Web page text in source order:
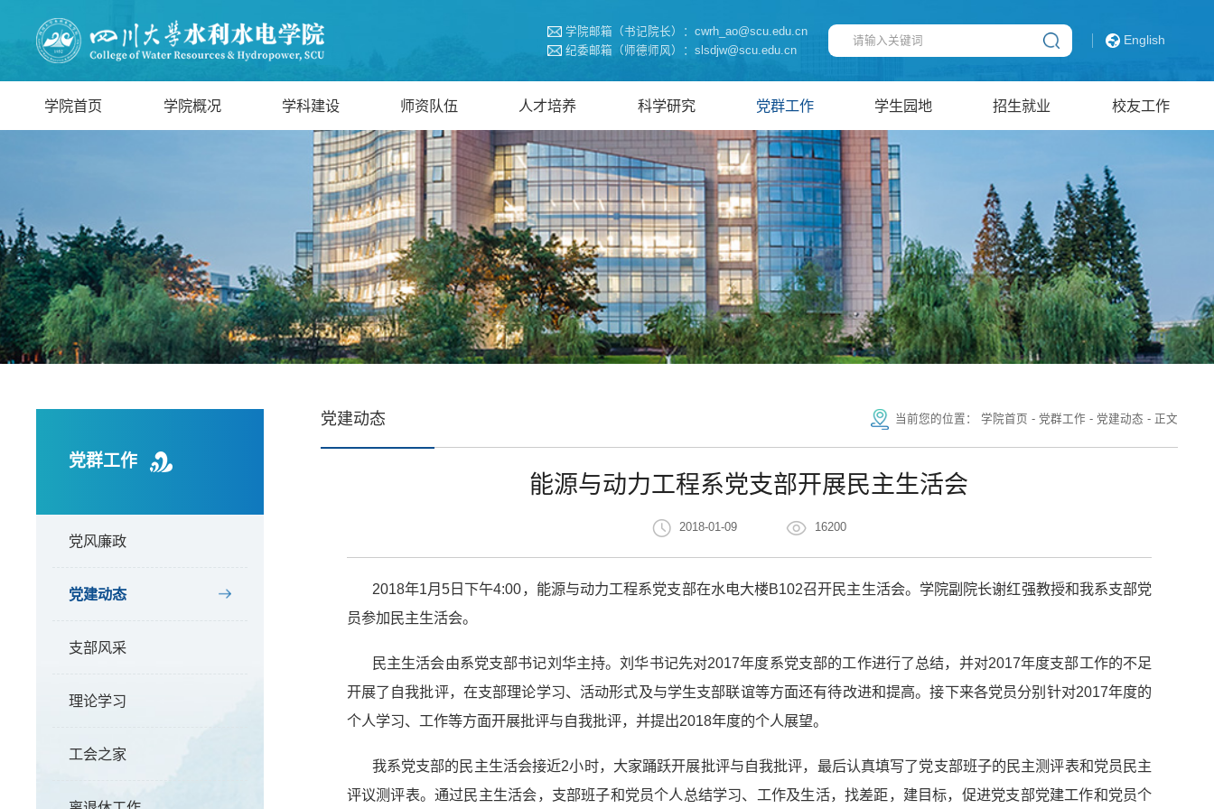
学院邮箱（书记院长）：cwrh_ao@scu.edu.cn
纪委邮箱（师德师风）：slsdjw@scu.edu.cn
English
学院首页 学院概况 学科建设 师资队伍 人才培养 科学研究 党群工作 学生园地 招生就业 校友工作
党群工作
党风廉政
党建动态
支部风采
理论学习
工会之家
党建动态 当前您的位置： 学院首页 - 党群工作 - 党建动态 - 正文
能源与动力工程系党支部开展民主生活会
2018-01-09 16200
2018年1月5日下午4:00，能源与动力工程系党支部在水电大楼B102召开民主生活会。学院副院长谢红强教授和我系支部党
员参加民主生活会。
民主生活会由系党支部书记刘华主持。刘华书记先对2017年度系党支部的工作进行了总结，并对2017年度支部工作的不足
开展了自我批评，在支部理论学习、活动形式及与学生支部联谊等方面还有待改进和提高。接下来各党员分别针对2017年度的
个人学习、工作等方面开展批评与自我批评，并提出2018年度的个人展望。
我系党支部的民主生活会接近2小时，大家踊跃开展批评与自我批评，最后认真填写了党支部班子的民主测评表和党员民主
评议测评表。通过民主生活会，支部班子和党员个人总结学习、工作及生活，找差距，建目标，促进党支部党建工作和党员个